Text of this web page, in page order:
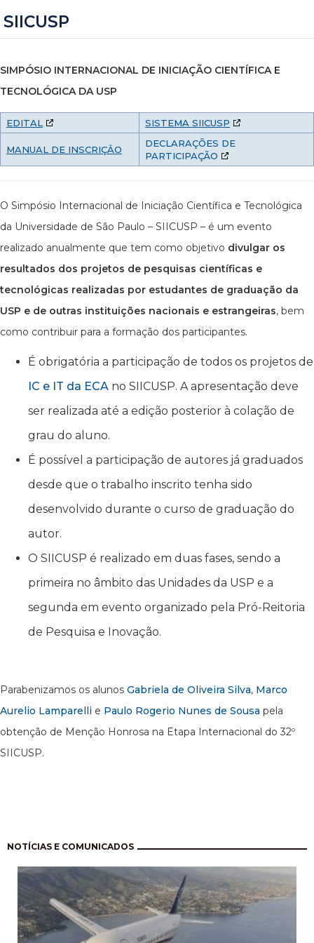
SIICUSP
SIMPÓSIO INTERNACIONAL DE INICIAÇÃO CIENTÍFICA E
TECNOLÓGICA DA USP
EDITAL SISTEMA SIICUSP
MANUAL DE INSCRIÇÂO
DECLARAÇÕES DE
PARTICIPAÇÃO
O Simpósio Internacional de Iniciação Científica e Tecnológica
da Universidade de São Paulo – SIICUSP – é um evento
realizado anualmente que tem como objetivo divulgar os
resultados dos projetos de pesquisas científicas e
tecnológicas realizadas por estudantes de graduação da
USP e de outras instituições nacionais e estrangeiras, bem
como contribuir para a formação dos participantes.
É obrigatória a participação de todos os projetos de
IC e IT da ECA no SIICUSP. A apresentação deve
ser realizada até a edição posterior à colação de
grau do aluno.
É possível a participação de autores já graduados
desde que o trabalho inscrito tenha sido
desenvolvido durante o curso de graduação do
autor.
O SIICUSP é realizado em duas fases, sendo a
primeira no âmbito das Unidades da USP e a
segunda em evento organizado pela Pró-Reitoria
de Pesquisa e Inovação.
Parabenizamos os alunos Gabriela de Oliveira Silva, Marco
Aurelio Lamparelli e Paulo Rogerio Nunes de Sousa pela
obtenção de Menção Honrosa na Etapa Internacional do 32º
SIICUSP.
NOTÍCIAS E COMUNICADOS
Pagination